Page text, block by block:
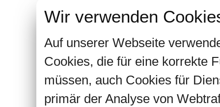
Wir verwenden
Auf unserer Webseite
Cookies, die für eine korrekte
müssen, auch Cookies für
primär der Analyse von